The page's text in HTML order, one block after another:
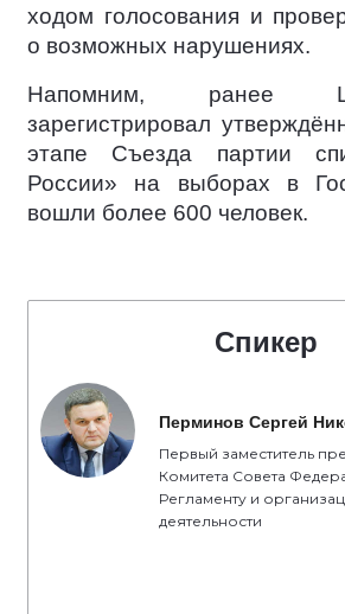
ходом голосования и
о возможных нарушениях.
Напомним, ранее
зарегистрировал
этапе Съезда партии
России» на выборах в
вошли более 600 человек.
Спикер
Перминов Сергей
Первый заместитель
Комитета Совета
Регламенту и
деятельности